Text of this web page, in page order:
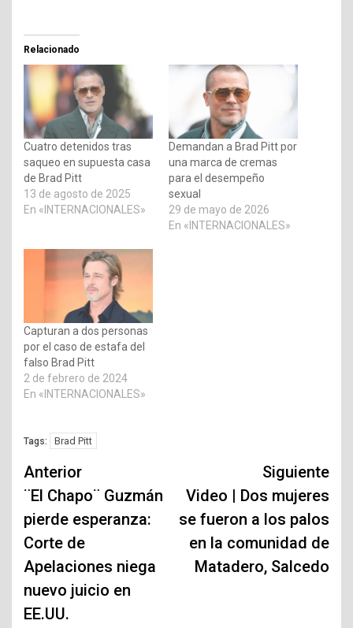
Relacionado
Cuatro detenidos tras
saqueo en supuesta casa
de Brad Pitt
13 de agosto de 2025
En «INTERNACIONALES»
Demandan a Brad Pitt por
una marca de cremas
para el desempeño
sexual
29 de mayo de 2026
En «INTERNACIONALES»
Capturan a dos personas
por el caso de estafa del
falso Brad Pitt
2 de febrero de 2024
En «INTERNACIONALES»
Tags: Brad Pitt
Navegación
de
entradas
Anterior
¨El Chapo¨ Guzmán
pierde esperanza:
Corte de
Apelaciones niega
nuevo juicio en
EE.UU.
Siguiente
Video | Dos mujeres
se fueron a los palos
en la comunidad de
Matadero, Salcedo